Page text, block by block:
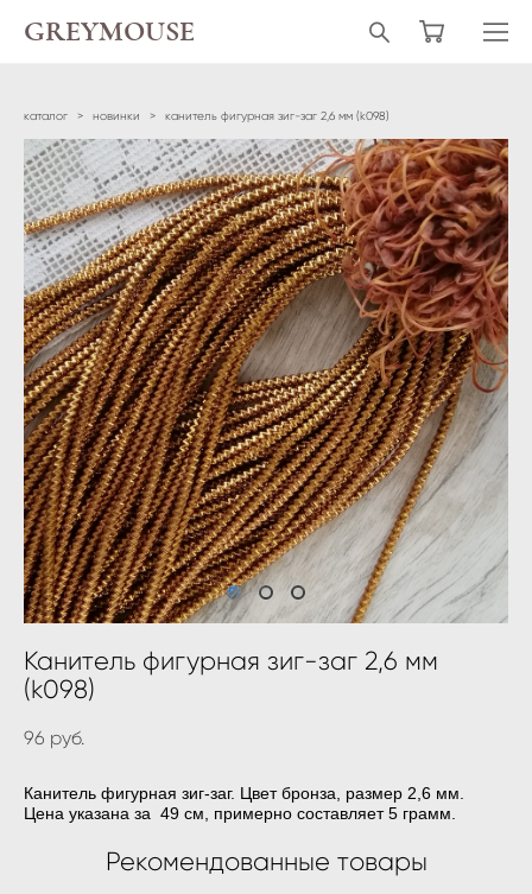
GREYMOUSE
каталог > новинки > канитель фигурная зиг-заг 2,6 мм (k098)
Канитель фигурная зиг-заг 2,6 мм
(k098)
96 pуб.
Канитель фигурная зиг-заг. Цвет бронза, размер 2,6 мм.
Цена указана за 49 см, примерно составляет 5 грамм.
Рекомендованные товары